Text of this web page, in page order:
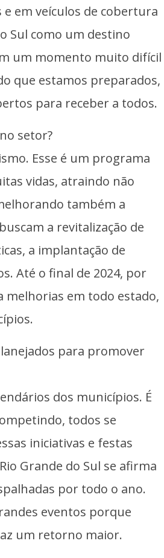
e em veículos de cobertura
Sul como um destino
um momento muito difícil
que estamos preparados,
para receber a todos.
setor?
Esse é um programa
vidas, atraindo não
também a
a revitalização de
a implantação de
Até o final de 2024, por
melhorias em todo estado,
para promover
dos municípios. É
todos se
iniciativas e festas
Grande do Sul se afirma
por todo o ano.
eventos porque
um retorno maior.